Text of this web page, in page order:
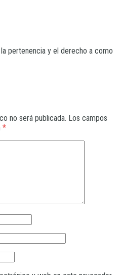
pertenencia y el derecho a como
no será publicada. Los campos
*